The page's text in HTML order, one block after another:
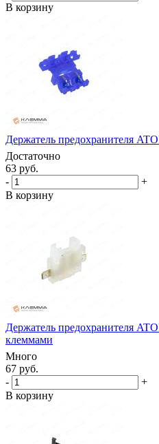
В корзину
Держатель предохранителя
Достаточно
63 руб.
-
+
В корзину
Держатель предохранителя
клеммами
Много
67 руб.
-
+
В корзину